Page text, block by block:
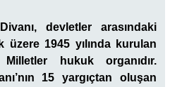
devletler arasındaki
üzere 1945 yılında kurulan
hukuk organıdır.
15 yargıçtan oluşan